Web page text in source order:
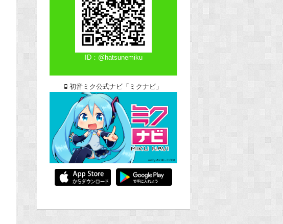
ID：@hatsunemiku
初音ミク公式ナビ「ミクナビ」